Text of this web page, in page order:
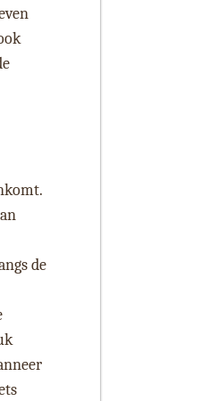
de